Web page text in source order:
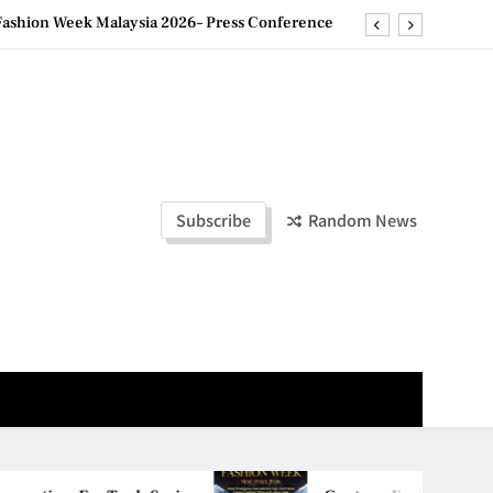
Week Malaysia 2026– Press Conference
Week Malaysia 2026– Press Conference
马来西亚妈妈提供分享剖腹产复原历程的空间
Subscribe Random News